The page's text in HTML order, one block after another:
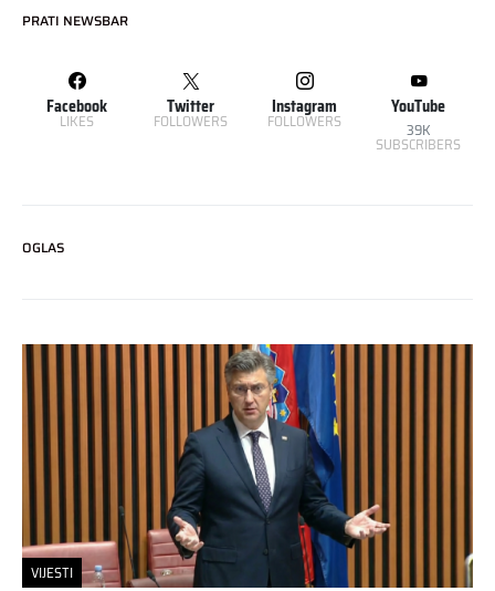
PRATI NEWSBAR
Facebook
LIKES
Twitter
FOLLOWERS
Instagram
FOLLOWERS
YouTube
39K
SUBSCRIBERS
OGLAS
VIJESTI